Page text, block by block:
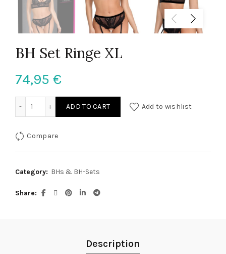
BH Set Ringe XL
74,95 €
ADD TO CART Add to wishlist
Compare
Category: BHs & BH-Sets
Share
Description